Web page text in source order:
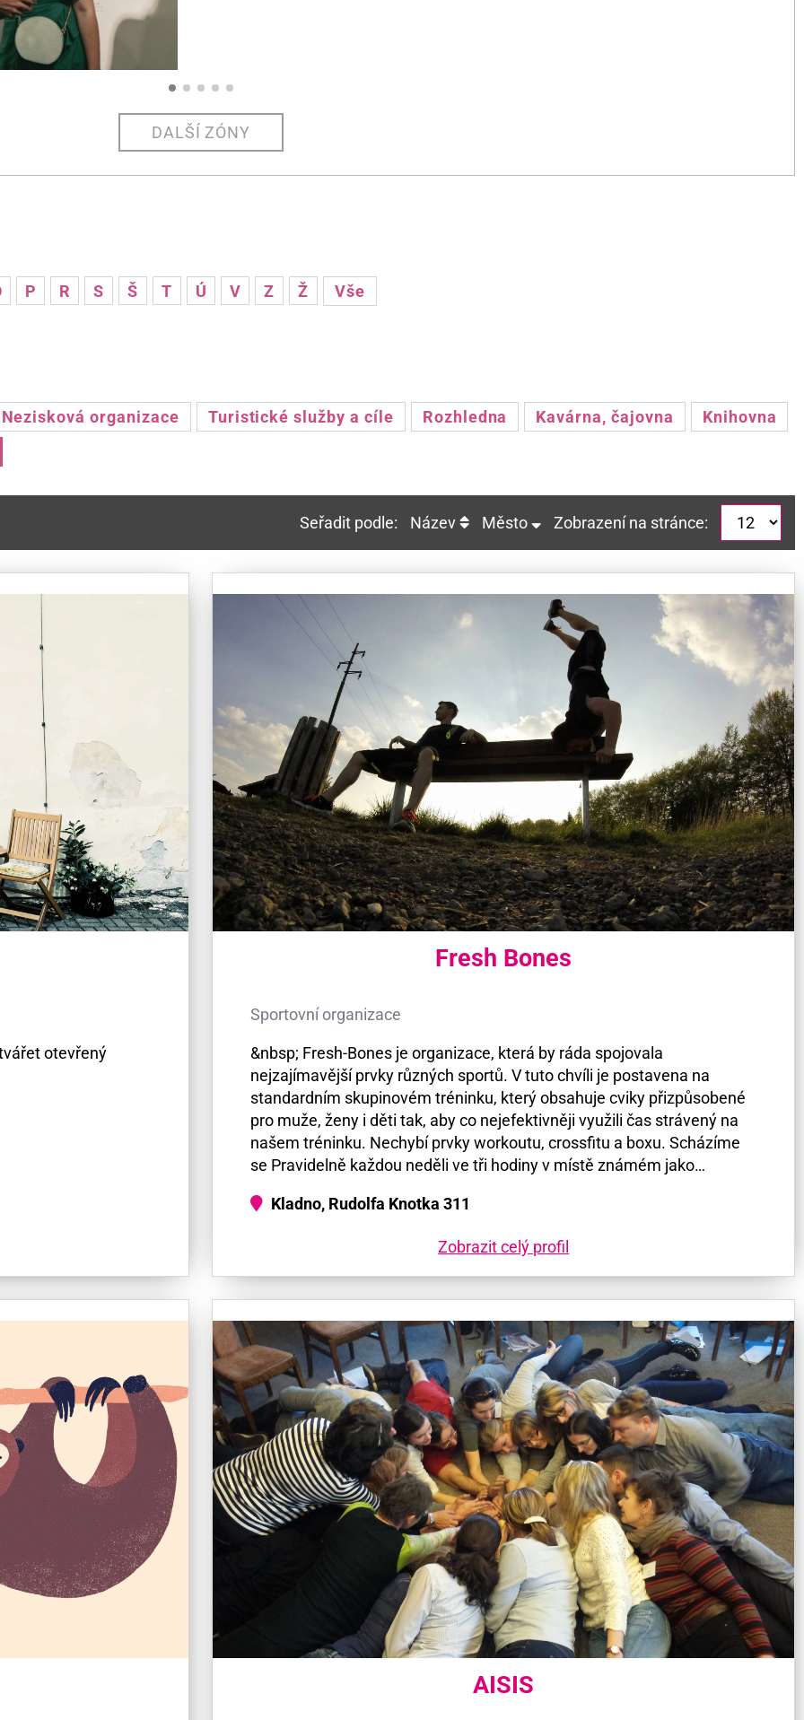
DALŠÍ ZÓNY
P R S Š T Ú V Z Ž Vše
Nezisková organizace Turistické služby a cíle Rozhledna Kavárna, čajovna Knihovna
Seřadit podle: Název Město Zobrazení na stránce:
otevřený
Fresh Bones
Sportovní organizace
&nbsp; Fresh-Bones je organizace, která by ráda spojovala
nejzajímavější prvky různých sportů. V tuto chvíli je postavena na
standardním skupinovém tréninku, který obsahuje cviky přizpůsobené
pro muže, ženy i děti tak, aby co nejefektivněji využili čas strávený na
našem tréninku. Nechybí prvky workoutu, crossfitu a boxu. Scházíme
se Pravidelně každou neděli ve tři hodiny v místě známém jako…
Kladno, Rudolfa Knotka 311
Zobrazit celý profil
AISIS